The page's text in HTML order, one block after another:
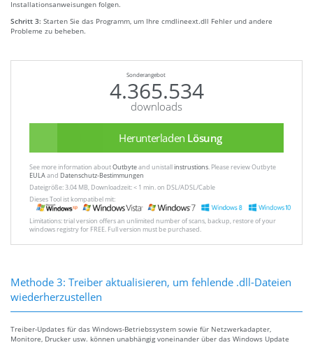
Installationsanweisungen folgen.
Schritt 3: Starten Sie das Programm, um Ihre cmdlineext.dll Fehler und andere
Probleme zu beheben.
Sonderangebot
4.365.534
downloads
Herunterladen Lösung
See more information aboutOutbyteand unistallinstrustions. Please review Outbyte
EULAand Datenschutz-Bestimmungen
Dateigröße: 3.04 MB, Downloadzeit: < 1 min. on DSL/ADSL/Cable
Dieses Tool ist kompatibel mit:
Limitations: trial version offers an unlimited number of scans, backup, restore of your
windows registry for FREE. Full version must be purchased.
Methode 3: Treiber aktualisieren, um fehlende .dll-Dateien
wiederherzustellen
Treiber-Updates für das Windows-Betriebssystem sowie für Netzwerkadapter,
Monitore, Drucker usw. können unabhängig voneinander über das Windows Update